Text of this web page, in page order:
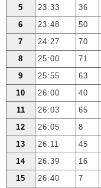
5
23:33 36
6
23:48 50
7
24:27 70
8
25:00 71
9
25:55 63
10
26:00 40
11
26:03 65
12
26:05 8
13
26:11 45
14
26:39 16
15
26:40 7